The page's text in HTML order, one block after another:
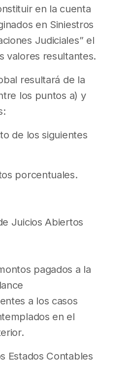
en la cuenta
en Siniestros
Judiciales” el
valores resultantes.
resultará de la
los puntos a) y
de los siguientes
porcentuales.
Juicios Abiertos
pagados a la
a los casos
en el
Estados Contables